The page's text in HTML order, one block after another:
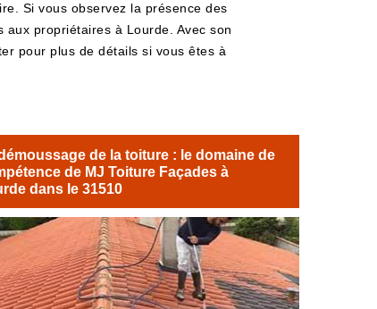
Si vous observez la présence des
propriétaires à Lourde. Avec son
pour plus de détails si vous êtes à
de la toiture : le domaine de
de MJ Toiture Façades à
dans le 31510